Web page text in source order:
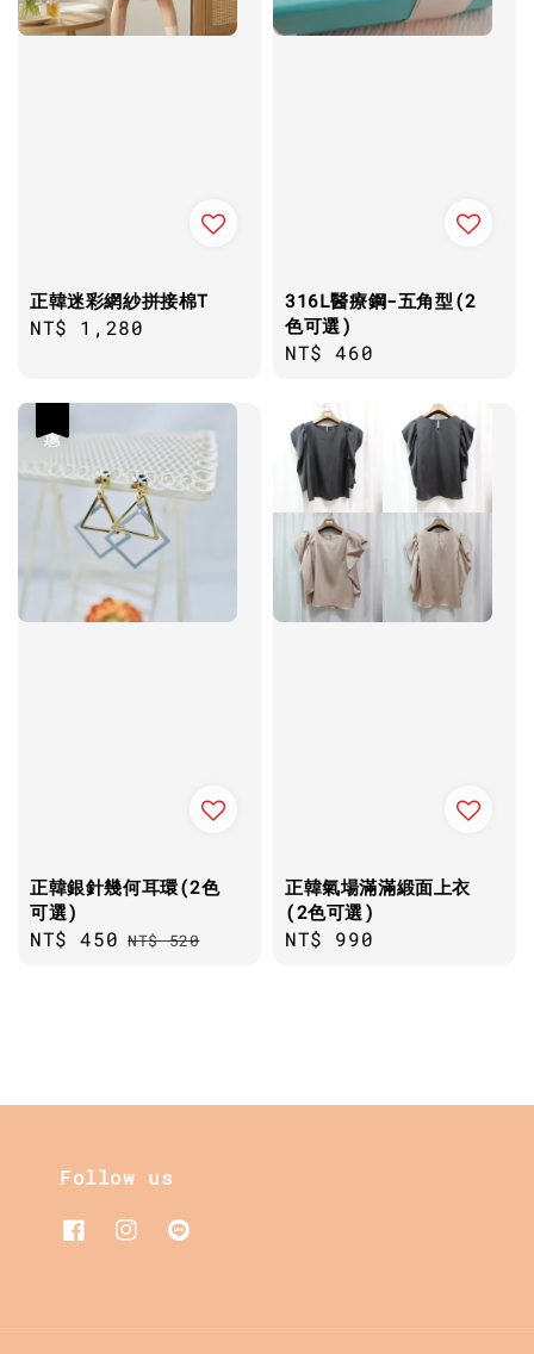
正韓迷彩網紗拼接棉T
Regular
NT$ 1,280
316L醫療鋼-五角型(2
色可選)
Regular
NT$ 460
正韓銀針幾何耳環(2色
可選)
Sale
NT$ 450 Regular
NT$ 520
正韓氣場滿滿緞面上衣
(2色可選)
Regular
NT$ 990
Follow us